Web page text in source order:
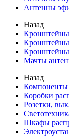
Антенны
Назад
Кронштейны
Кронштейны
Мачты
Назад
Компоненты
Коробки
Розетки,
Шкафы